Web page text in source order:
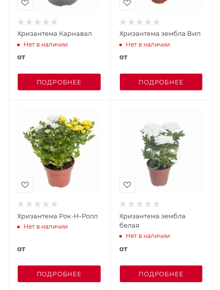
Хризантема Карнавал
Нет в наличии
от
ПОДРОБНЕЕ
Хризантема зембла Вип
Нет в наличии
от
ПОДРОБНЕЕ
Хризантема Рок-Н-Ролл
Нет в наличии
от
ПОДРОБНЕЕ
Хризантема зембла
белая
Нет в наличии
от
ПОДРОБНЕЕ